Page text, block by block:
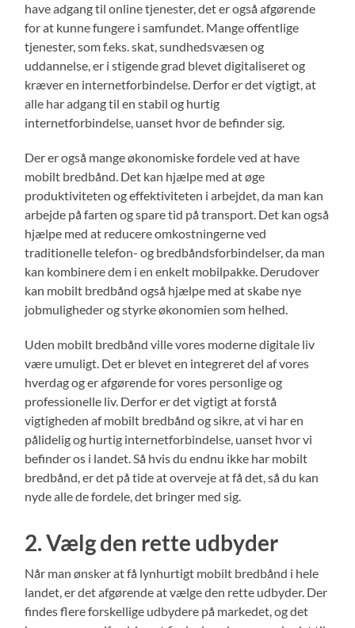
have adgang til online tjenester, det er også afgørende
for at kunne fungere i samfundet. Mange offentlige
tjenester, som f.eks. skat, sundhedsvæsen og
uddannelse, er i stigende grad blevet digitaliseret og
kræver en internetforbindelse. Derfor er det vigtigt, at
alle har adgang til en stabil og hurtig
internetforbindelse, uanset hvor de befinder sig.
Der er også mange økonomiske fordele ved at have
mobilt bredbånd. Det kan hjælpe med at øge
produktiviteten og effektiviteten i arbejdet, da man kan
arbejde på farten og spare tid på transport. Det kan også
hjælpe med at reducere omkostningerne ved
traditionelle telefon- og bredbåndsforbindelser, da man
kan kombinere dem i en enkelt mobilpakke. Derudover
kan mobilt bredbånd også hjælpe med at skabe nye
jobmuligheder og styrke økonomien som helhed.
Uden mobilt bredbånd ville vores moderne digitale liv
være umuligt. Det er blevet en integreret del af vores
hverdag og er afgørende for vores personlige og
professionelle liv. Derfor er det vigtigt at forstå
vigtigheden af mobilt bredbånd og sikre, at vi har en
pålidelig og hurtig internetforbindelse, uanset hvor vi
befinder os i landet. Så hvis du endnu ikke har mobilt
bredbånd, er det på tide at overveje at få det, så du kan
nyde alle de fordele, det bringer med sig.
2. Vælg den rette udbyder
Når man ønsker at få lynhurtigt mobilt bredbånd i hele
landet, er det afgørende at vælge den rette udbyder. Der
findes flere forskellige udbydere på markedet, og det